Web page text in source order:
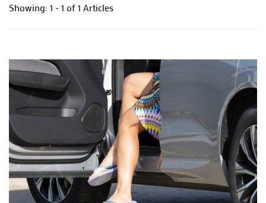
Showing: 1 - 1 of 1 Articles